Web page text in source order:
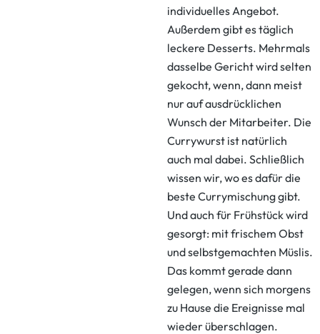
individuelles Angebot.
Außerdem gibt es täglich
leckere Desserts. Mehrmals
dasselbe Gericht wird selten
gekocht, wenn, dann meist
nur auf ausdrücklichen
Wunsch der Mitarbeiter. Die
Currywurst ist natürlich
auch mal dabei. Schließlich
wissen wir, wo es dafür die
beste Currymischung gibt.
Und auch für Frühstück wird
gesorgt: mit frischem Obst
und selbstgemachten Müslis.
Das kommt gerade dann
gelegen, wenn sich morgens
zu Hause die Ereignisse mal
wieder überschlagen.